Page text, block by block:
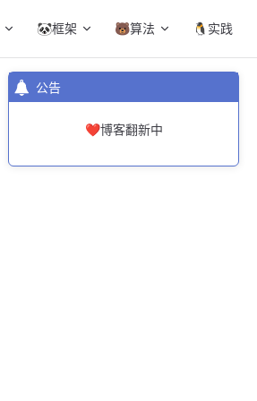
公告
❤️博客翻新中
🐼框架 🐻算法 🐧实践